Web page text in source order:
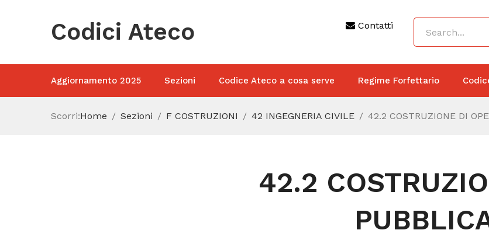
Codici Ateco Contatti
Aggiornamento 2025 Sezioni Codice Ateco a cosa serve Regime Forfettario
Scorri:Home Sezioni F COSTRUZIONI 42 INGEGNERIA CIVILE 42.2 COSTRUZIONE DI
42.2